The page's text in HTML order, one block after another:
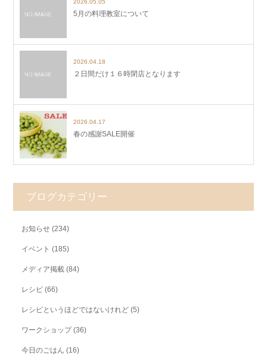
5月の料理教室について
2026.04.18
２日間だけ１６時閉店となります
2026.04.17
春の感謝SALE開催
ブログカテゴリー
お知らせ (234)
イベント (185)
メディア掲載 (84)
レシピ (66)
レシピというほどではないけれど (5)
ワークショップ(36)
今日のごはん (16)